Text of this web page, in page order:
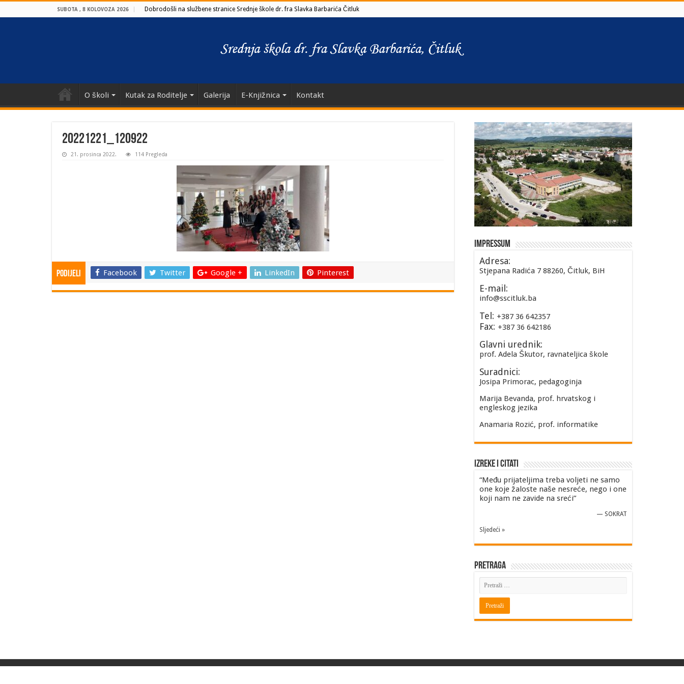
SUBOTA , 8 KOLOVOZA 2026 Dobrodošli na službene stranice Srednje škole dr. fra Slavka Barbarića Čitluk
O školi Kutak za Roditelje Galerija E-Knjižnica Kontakt
20221221_120922
21. prosinca 2022. 114 Pregleda
Podijeli Facebook Twitter Google + LinkedIn Pinterest
Impressum
Adresa:
Stjepana Radića 7 88260, Čitluk, BiH
E-mail:
info@sscitluk.ba
Tel: +387 36 642357
Fax: +387 36 642186
Glavni urednik:
prof. Adela Škutor, ravnateljica škole
Suradnici:
Josipa Primorac, pedagoginja
Marija Bevanda, prof. hrvatskog i
engleskog jezika
Anamaria Rozić, prof. informatike
Izreke i Citati
“Među prijateljima treba voljeti ne samo
one koje žaloste naše nesreće, nego i one
koji nam ne zavide na sreći”
— SOKRAT
Sljedeći »
Pretraga